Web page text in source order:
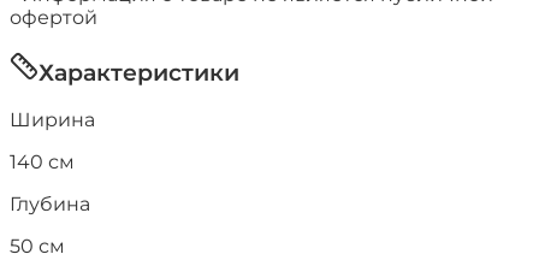
офертой
Характеристики
Ширина
140 см
Глубина
50 см